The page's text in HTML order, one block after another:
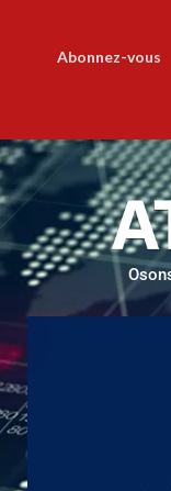
Abonnez-vous